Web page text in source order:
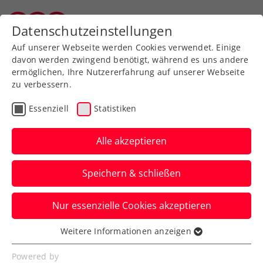
Zurück zur Newsübersicht
Turniere
Erste Bank Open: 2.
Wien-Triumph zum
Abschied von
Erler/Miedler
Das ÖTV-Spitzendoppel setzt sich im
Finale des ATP-500-Heimevents im letzten
gemeinsamen Match durch.
Datenschutzeinstellungen
Auf unserer Webseite werden Cookies verwendet. Einige
davon werden zwingend benötigt, während es uns andere
ermöglichen, Ihre Nutzererfahrung auf unserer Webseite
zu verbessern.
Essenziell Statistiken
Alle akzeptieren
Speichern & schließen
Nur essenzielle Cookies akzeptieren
Essenziell
Essenzielle Cookies werden für grundlegende
Weitere Informationen anzeigen
Powered by